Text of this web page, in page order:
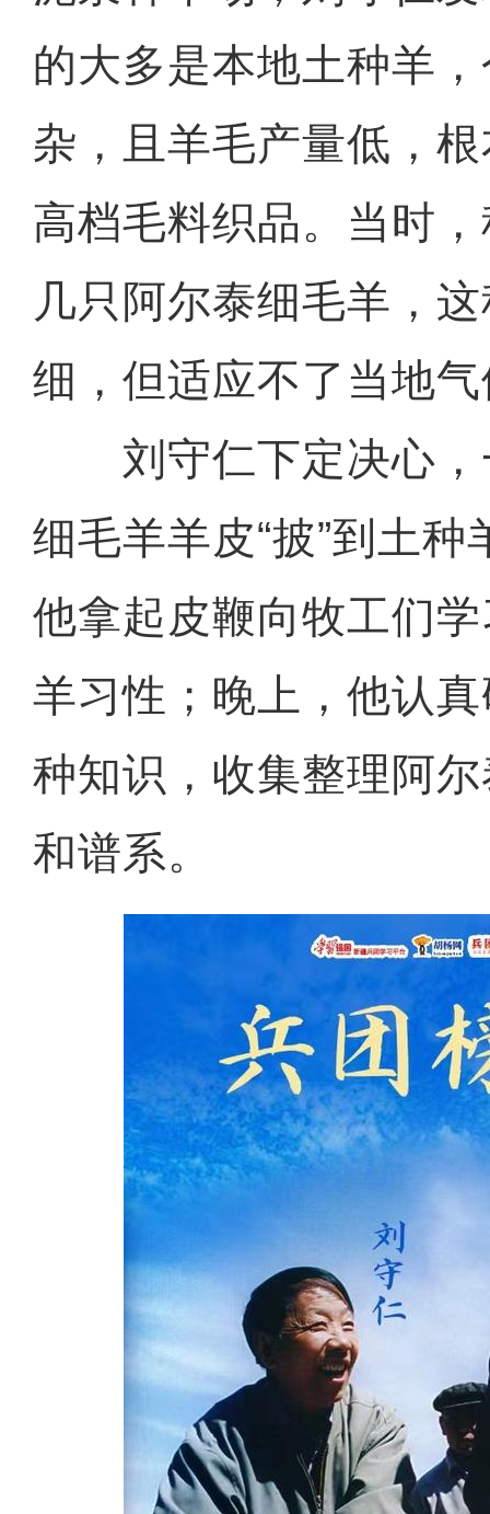
的大多是本地土种羊
杂，且羊毛产量低，
高档毛料织品。当时
几只阿尔泰细毛羊，
细，但适应不了当地
刘守仁下定决心，
细毛羊羊皮“披”到土
他拿起皮鞭向牧工们
羊习性；晚上，他认
种知识，收集整理阿
和谱系。